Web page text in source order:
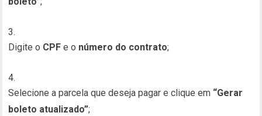
Digite o CPF e o número do contrato;
Selecione a parcela que deseja pagar e clique em “Gerar
boleto atualizado”;